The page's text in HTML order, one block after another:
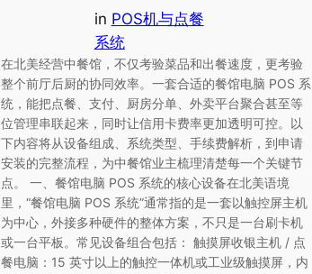
in POS机与点餐
系统
在北美经营中餐馆，不仅考验菜品和出餐速度，更考验
整个前厅后厨的协同效率。一套合适的餐馆电脑 POS 系
统，能把点餐、支付、厨房分单、外卖平台聚合甚至等
位管理串联起来，同时让信用卡费率更加透明可控。以
下内容将从设备组成、系统类型、手续费解析，到申请
安装的完整流程，为中餐馆业主梳理清楚每一个关键节
点。 一、餐馆电脑 POS 系统的核心设备在北美语境
里，“餐馆电脑 POS 系统”通常指的是一套以触控屏主机
为中心，外接多种硬件的整体方案，不只是一台刷卡机
或一台平板。常见设备组合包括： 触摸屏收银主机 / 点
餐电脑：15 英寸以上的触控一体机或工业级触摸屏，内